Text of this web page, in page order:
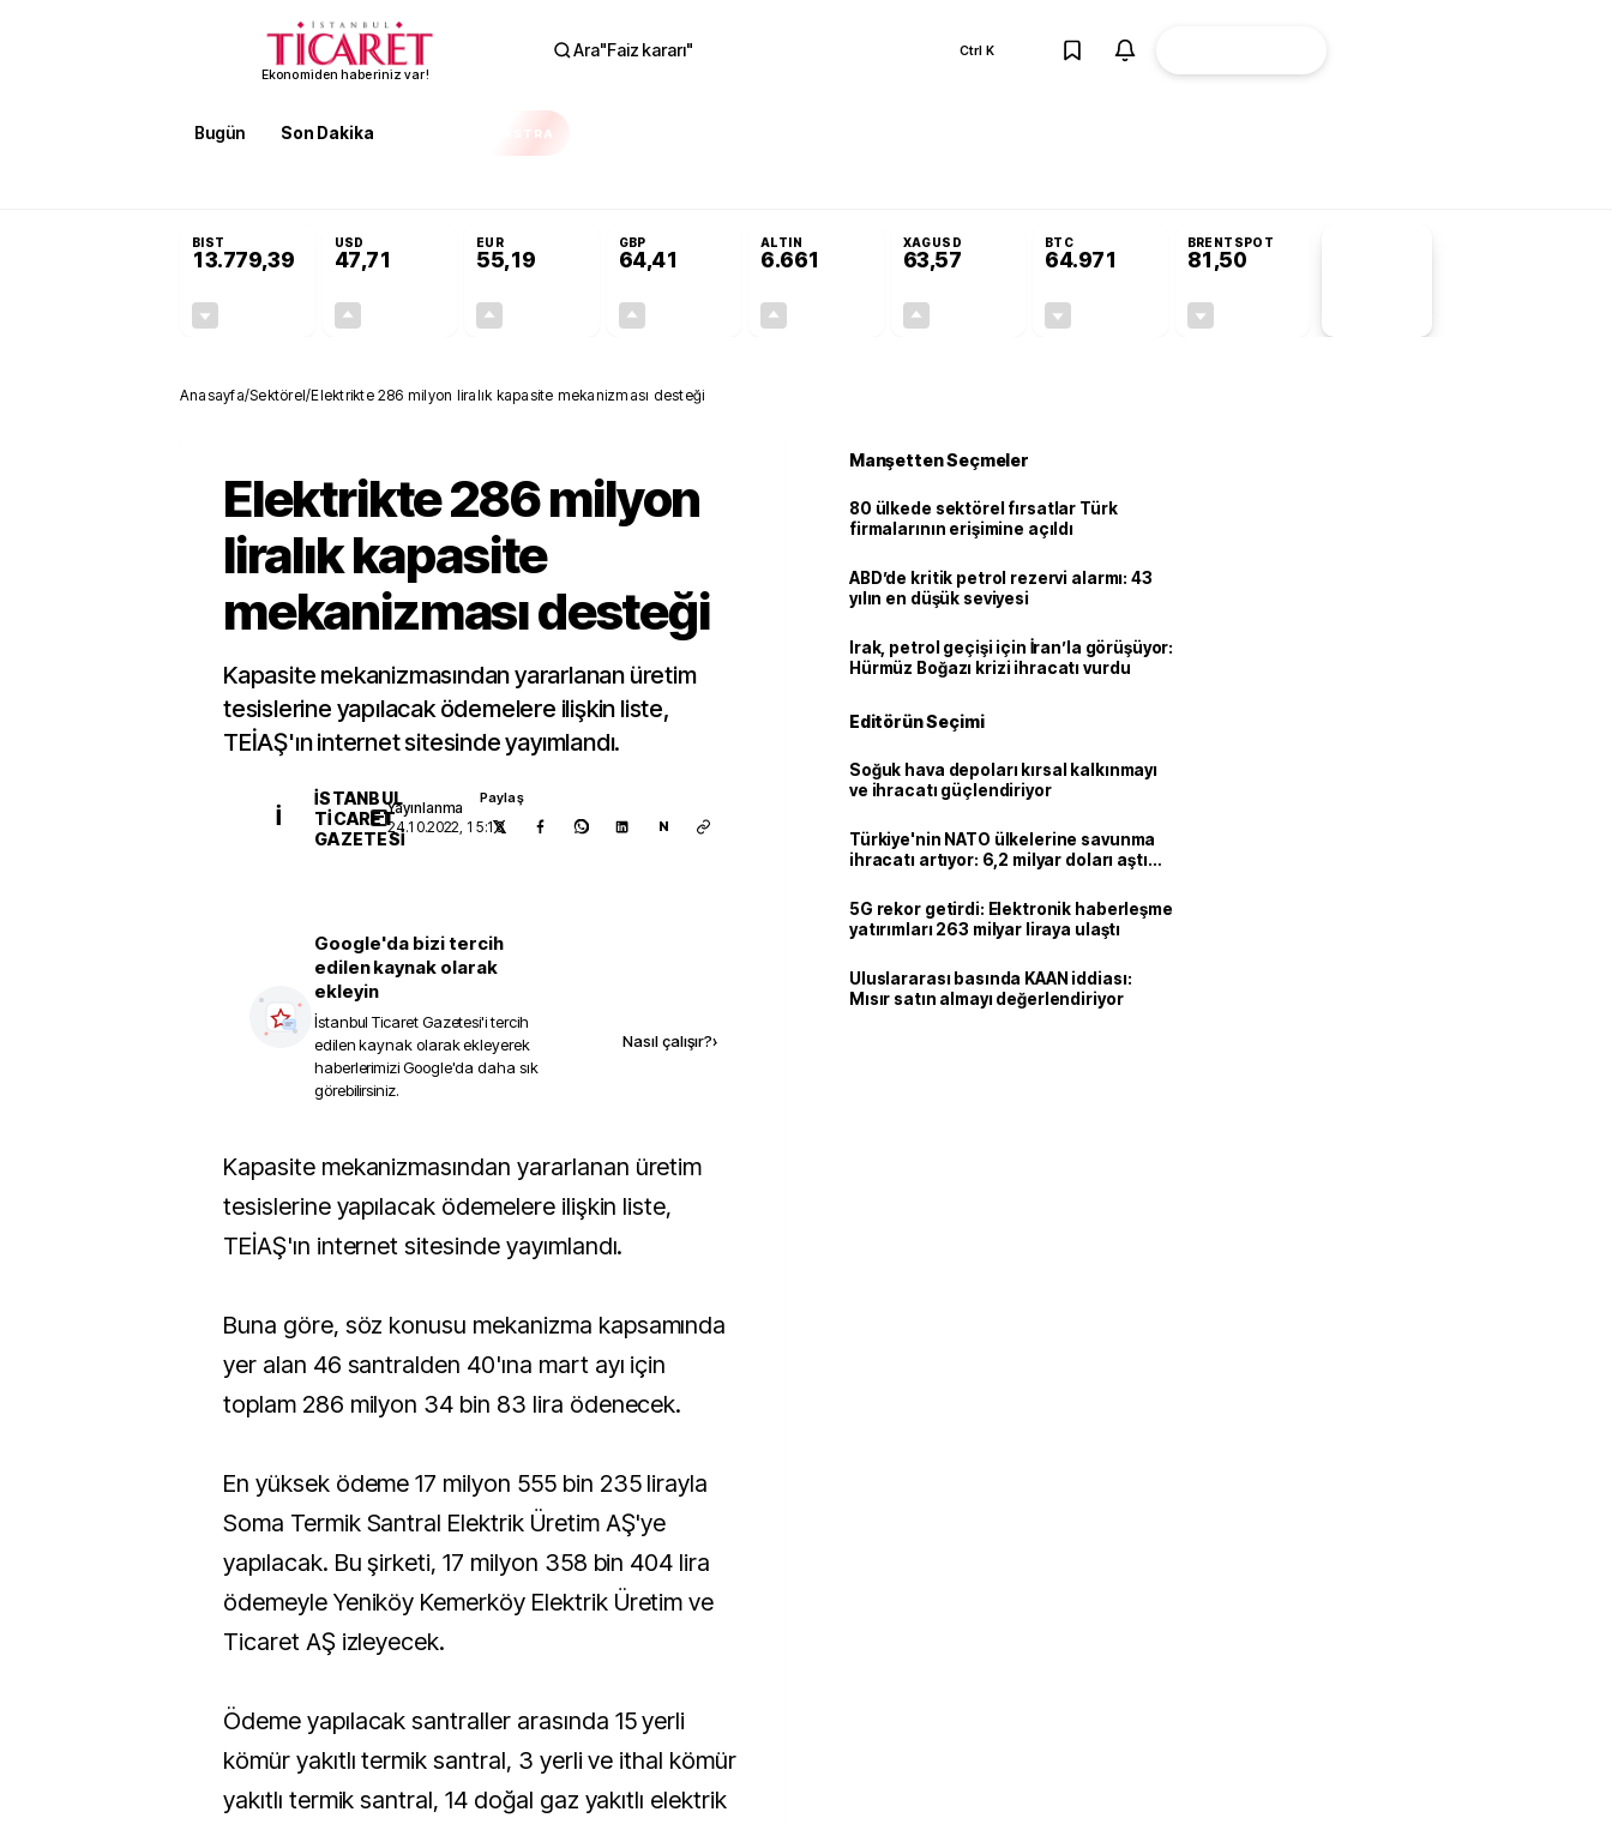
Ekonomiden haberiniz var!
Ara"Faiz kararı" Ctrl K
Bugün Son Dakika EKSTRA
BIST
13.779,39
USD
47,71
EUR
55,19
GBP
64,41
ALTIN
6.661
XAGUSD
63,57
BTC
64.971
BRENTSPOT
81,50
Anasayfa/Sektörel/Elektrikte 286 milyon liralık kapasite mekanizması desteği
Elektrikte 286 milyon
liralık kapasite
mekanizması desteği
Kapasite mekanizmasından yararlanan üretim
tesislerine yapılacak ödemelere ilişkin liste,
TEİAŞ'ın internet sitesinde yayımlandı.
İ
İSTANBUL
TICARET
GAZETESI
Yayınlanma
24.10.2022, 15:18
Paylaş
N
Google'da bizi tercih
edilen kaynak olarak
ekleyin
İstanbul Ticaret Gazetesi'i tercih
edilen kaynak olarak ekleyerek
haberlerimizi Google'da daha sık
görebilirsiniz.
Nasıl çalışır?›
Kapasite mekanizmasından yararlanan üretim
tesislerine yapılacak ödemelere ilişkin liste,
TEİAŞ'ın internet sitesinde yayımlandı.
Buna göre, söz konusu mekanizma kapsamında
yer alan 46 santralden 40'ına mart ayı için
toplam 286 milyon 34 bin 83 lira ödenecek.
En yüksek ödeme 17 milyon 555 bin 235 lirayla
Soma Termik Santral Elektrik Üretim AŞ'ye
yapılacak. Bu şirketi, 17 milyon 358 bin 404 lira
ödemeyle Yeniköy Kemerköy Elektrik Üretim ve
Ticaret AŞ izleyecek.
Ödeme yapılacak santraller arasında 15 yerli
kömür yakıtlı termik santral, 3 yerli ve ithal kömür
yakıtlı termik santral, 14 doğal gaz yakıtlı elektrik
Manşetten Seçmeler
80 ülkede sektörel fırsatlar Türk
firmalarının erişimine açıldı
ABD’de kritik petrol rezervi alarmı: 43
yılın en düşük seviyesi
Irak, petrol geçişi için İran’la görüşüyor:
Hürmüz Boğazı krizi ihracatı vurdu
Editörün Seçimi
Soğuk hava depoları kırsal kalkınmayı
ve ihracatı güçlendiriyor
Türkiye'nin NATO ülkelerine savunma
ihracatı artıyor: 6,2 milyar doları aştı
5G rekor getirdi: Elektronik haberleşme
yatırımları 263 milyar liraya ulaştı
Uluslararası basında KAAN iddiası:
Mısır satın almayı değerlendiriyor